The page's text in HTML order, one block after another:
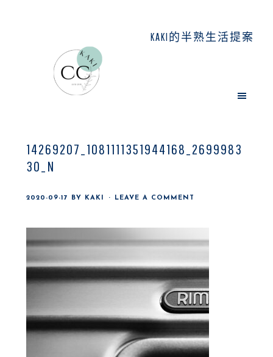
KAKI的半熟生活提案
14269207_1081111351944168_2699983
30_N
2020-09-17 BY KAKI LEAVE A COMMENT